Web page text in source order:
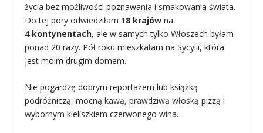
życia bez możliwości poznawania i smakowania świata.
Do tej pory odwiedziłam 18 krajów na
4 kontynentach, ale w samych tylko Włoszech byłam
ponad 20 razy. Pół roku mieszkałam na Sycylii, która
jest moim drugim domem.
Nie pogardzę dobrym reportażem lub książką
podróżniczą, mocną kawą, prawdziwą włoską pizzą i
wybornym kieliszkiem czerwonego wina.